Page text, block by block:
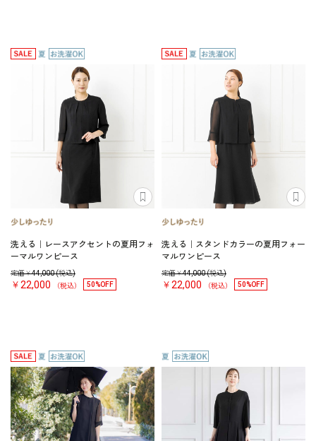
洗える｜レースアクセントの夏用フォ
ーマルワンピース
定価￥44,000(税込)
￥22,000 （税込） 50%OFF
洗える｜スタンドカラーの夏用フォー
マルワンピース
定価￥44,000(税込)
￥22,000 （税込） 50%OFF